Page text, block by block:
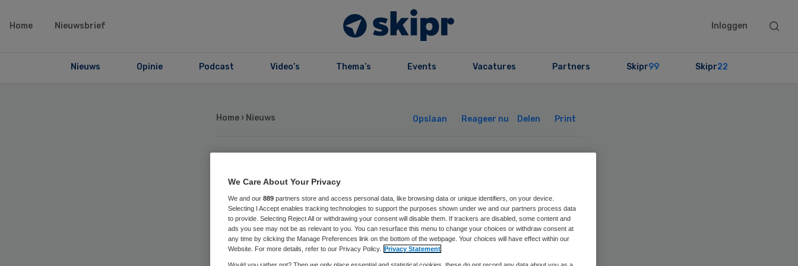
Home Nieuwsbrief Inloggen
Search
Nieuws Opinie Podcast Video’s Thema’s Events Vacatures Partners Skipr99 Skipr22
Home › Nieuws Opslaan Reageer nu Delen Print
Aanscherping AWBZ
treft gehandicapten
We Care About Your Privacy
We and our 889 partners store and access personal data, like browsing data or unique identifiers, on your device.
Selecting I Accept enables tracking technologies to support the purposes shown under we and our partners process data
to provide. Selecting Reject All or withdrawing your consent will disable them. If trackers are disabled, some content and
ads you see may not be as relevant to you. You can resurface this menu to change your choices or withdraw consent at
any time by clicking the Manage Preferences link on the bottom of the webpage. Your choices will have effect within our
Website. For more details, refer to our Privacy Policy. Privacy Statement
Would you rather not? Then we only place essential and statistical cookies, these do not record any data about you as a